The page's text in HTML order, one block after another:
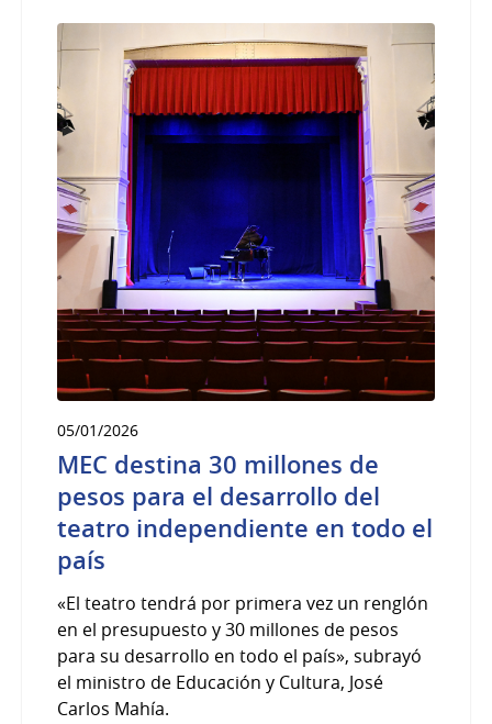
05/01/2026
MEC destina 30 millones de
pesos para el desarrollo del
teatro independiente en todo el
país
«El teatro tendrá por primera vez un renglón
en el presupuesto y 30 millones de pesos
para su desarrollo en todo el país», subrayó
el ministro de Educación y Cultura, José
Carlos Mahía.